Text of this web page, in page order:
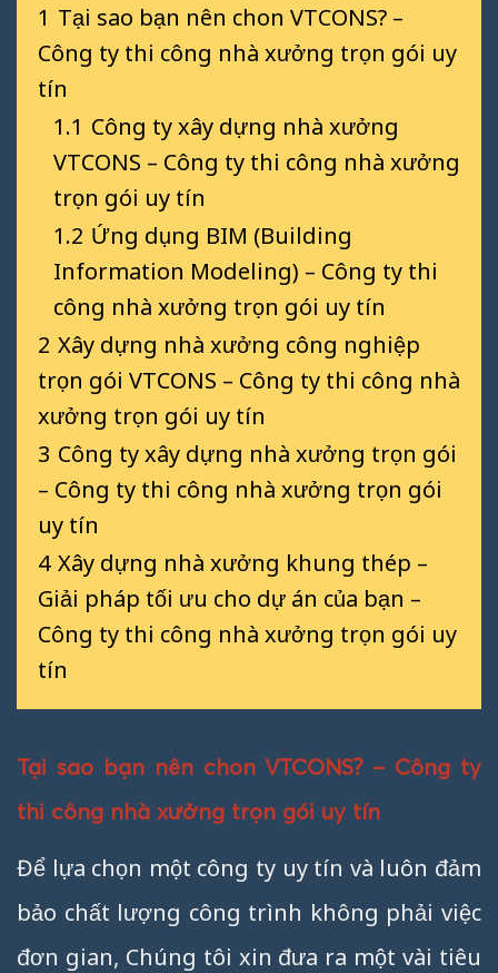
1 Tại sao bạn nên chon VTCONS? –
Công ty thi công nhà xưởng trọn gói uy
tín
1.1 Công ty xây dựng nhà xưởng
VTCONS – Công ty thi công nhà xưởng
trọn gói uy tín
1.2 Ứng dụng BIM (Building
Information Modeling) – Công ty thi
công nhà xưởng trọn gói uy tín
2 Xây dựng nhà xưởng công nghiệp
trọn gói VTCONS – Công ty thi công nhà
xưởng trọn gói uy tín
3 Công ty xây dựng nhà xưởng trọn gói
– Công ty thi công nhà xưởng trọn gói
uy tín
4 Xây dựng nhà xưởng khung thép –
Giải pháp tối ưu cho dự án của bạn –
Công ty thi công nhà xưởng trọn gói uy
tín
Tại sao bạn nên chon VTCONS? – Công ty
thi công nhà xưởng trọn gói uy tín
Để lựa chọn một công ty uy tín và luôn đảm
bảo chất lượng công trình không phải việc
đơn gian, Chúng tôi xin đưa ra một vài tiêu